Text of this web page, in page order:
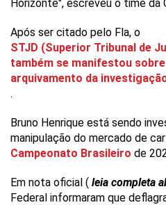
Horizonte", escreveu o time da
Após ser citado pelo Fla, o
STJD (Superior Tribunal de
também se manifestou
arquivamento da
.
Bruno Henrique está sendo
manipulação do mercado de
Campeonato Brasileiro de
Em nota oficial ( leia completa
Federal informaram que